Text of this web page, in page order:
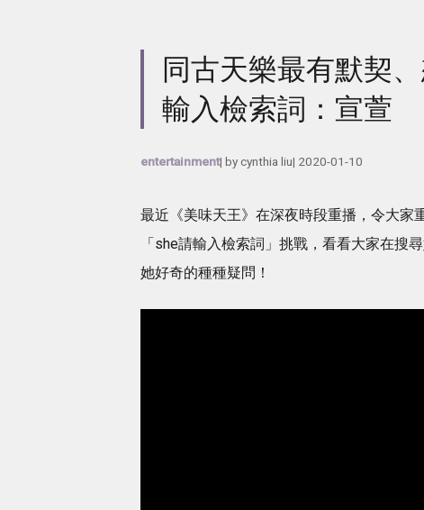
同古天樂最有默契
輸入檢索詞：宣萱
entertainment| bycynthia liu| 2020-01-10
最近《美味天王》在深夜時段重播，令大家
「she請輸入檢索詞」挑戰，看看大家在搜
她好奇的種種疑問！